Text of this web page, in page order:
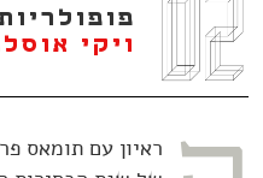
ויקי
ראיון עם תומאס